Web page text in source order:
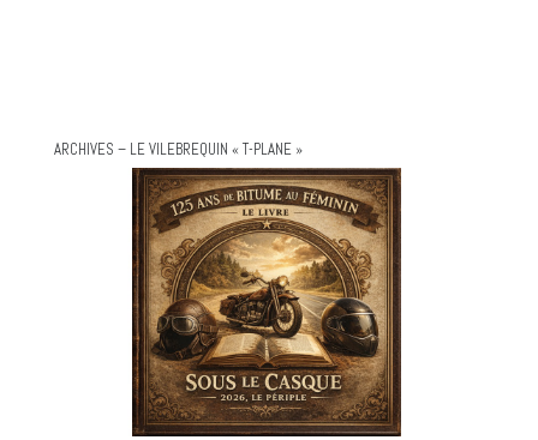
ARCHIVES – LE VILEBREQUIN « T-PLANE »